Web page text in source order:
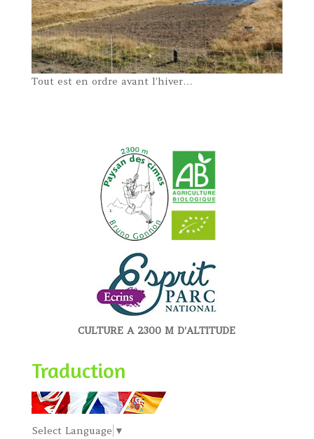
Tout est en ordre avant l’hiver…
CULTURE A 2300 M D'ALTITUDE
Traduction
Select Language ▼